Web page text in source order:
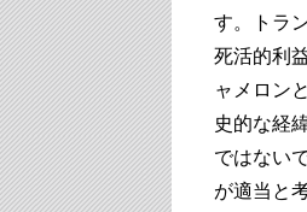
す。トラ
死活的利
ャメロン
史的な経
ではない
が適当と